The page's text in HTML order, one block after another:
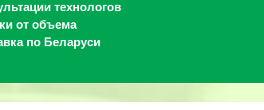
технологов
от объема
по Беларуси